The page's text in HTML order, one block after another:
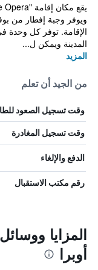
ويوفر وجبة إفطار من
المدينة ويمكن ل...
المزيد
من الجيد أن تعلم
وقت تسجيل الصعود
وقت تسجيل المغادرة
الدفع والإلغاء
رقم مكتب الاستقبال
المزايا
أوبرا